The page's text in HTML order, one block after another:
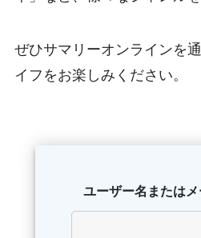
ぜひサマリーオンラインを
イフをお楽しみください。
ユーザー名または